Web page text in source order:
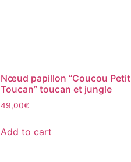
Nœud papillon “Coucou Petit
Toucan” toucan et jungle
49,00€
Add to cart